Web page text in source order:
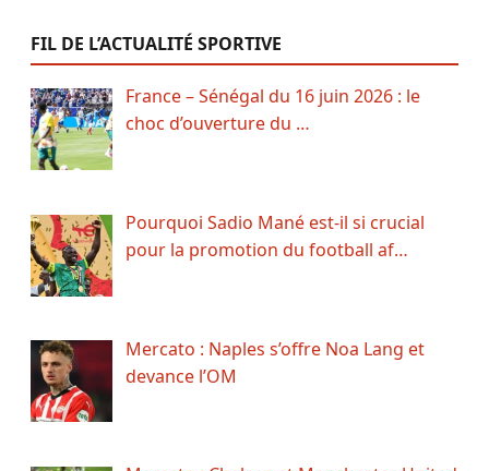
FIL DE L’ACTUALITÉ SPORTIVE
France – Sénégal du 16 juin 2026 : le
choc d’ouverture du …
Pourquoi Sadio Mané est-il si crucial
pour la promotion du football af…
Mercato : Naples s’offre Noa Lang et
devance l’OM